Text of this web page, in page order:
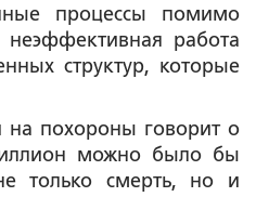
процессы помимо
работа
структур, которые
на похороны говорит о
можно было бы
только смерть, но и